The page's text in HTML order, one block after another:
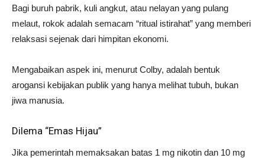
Bagi buruh pabrik, kuli angkut, atau nelayan yang pulang
melaut, rokok adalah semacam “ritual istirahat” yang memberi
relaksasi sejenak dari himpitan ekonomi.
Mengabaikan aspek ini, menurut Colby, adalah bentuk
arogansi kebijakan publik yang hanya melihat tubuh, bukan
jiwa manusia.
Dilema “Emas Hijau”
Jika pemerintah memaksakan batas 1 mg nikotin dan 10 mg